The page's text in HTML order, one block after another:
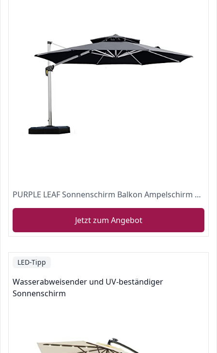
PURPLE LEAF Sonnenschirm Balkon Ampelschirm 365 cm Durchmesser, Marktschirm groß 360° Rotation, Gartenschirm mit Kurbel, Balkonschirm XXL, Sonnenschutz UV50+, Anthrazit
Jetzt zum Angebot
LED-Tipp
Wasserabweisender und UV-beständiger
Sonnenschirm